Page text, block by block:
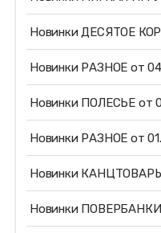
Новинки ДЕСЯТОЕ
Новинки РАЗНОЕ от
Новинки ПОЛЕСЬЕ от
Новинки РАЗНОЕ от
Новинки КАНЦТОВАРЫ
Новинки ПОВЕРБАНКИ